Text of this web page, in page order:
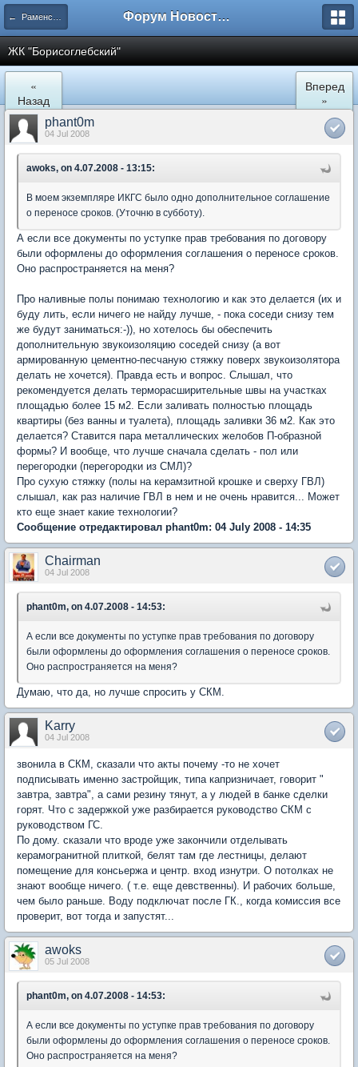
← Раменское Форум Новостройки
ЖК "Борисоглебский"
«
Назад
Вперед
»
phant0m
04 Jul 2008
awoks, on 4.07.2008 - 13:15:
В моем экземпляре ИКГС было одно дополнительное соглашение
о переносе сроков. (Уточню в субботу).
А если все документы по уступке прав требования по договору
были оформлены до оформления соглашения о переносе сроков.
Оно распространяется на меня?
Про наливные полы понимаю технологию и как это делается (их и
буду лить, если ничего не найду лучше, - пока соседи снизу тем
же будут заниматься:-)), но хотелось бы обеспечить
дополнительную звукоизоляцию соседей снизу (а вот
армированную цементно-песчаную стяжку поверх звукоизолятора
делать не хочется). Правда есть и вопрос. Слышал, что
рекомендуется делать терморасширительные швы на участках
площадью более 15 м2. Если заливать полностью площадь
квартиры (без ванны и туалета), площадь заливки 36 м2. Как это
делается? Ставится пара металлических желобов П-образной
формы? И вообще, что лучше сначала сделать - пол или
перегородки (перегородки из СМЛ)?
Про сухую стяжку (полы на керамзитной крошке и сверху ГВЛ)
слышал, как раз наличие ГВЛ в нем и не очень нравится... Может
кто еще знает какие технологии?
Сообщение отредактировал phant0m: 04 July 2008 - 14:35
Chairman
04 Jul 2008
phant0m, on 4.07.2008 - 14:53:
А если все документы по уступке прав требования по договору
были оформлены до оформления соглашения о переносе сроков.
Оно распространяется на меня?
Думаю, что да, но лучше спросить у СКМ.
Karry
04 Jul 2008
звонила в СКМ, сказали что акты почему -то не хочет
подписывать именно застройщик, типа капризничает, говорит "
завтра, завтра", а сами резину тянут, а у людей в банке сделки
горят. Что с задержкой уже разбирается руководство СКМ с
руководством ГС.
По дому. сказали что вроде уже закончили отделывать
керамогранитной плиткой, белят там где лестницы, делают
помещение для консьержа и центр. вход изнутри. О потолках не
знают вообще ничего. ( т.е. еще девственны). И рабочих больше,
чем было раньше. Воду подключат после ГК., когда комиссия все
проверит, вот тогда и запустят...
awoks
05 Jul 2008
phant0m, on 4.07.2008 - 14:53:
А если все документы по уступке прав требования по договору
были оформлены до оформления соглашения о переносе сроков.
Оно распространяется на меня?